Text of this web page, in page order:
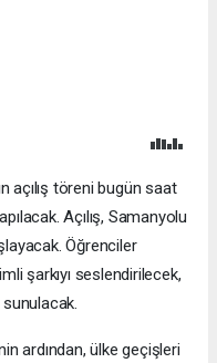
açılış töreni bugün saat
Açılış, Samanyolu
Öğrenciler
şarkıyı seslendirilecek,
ardından, ülke geçişleri